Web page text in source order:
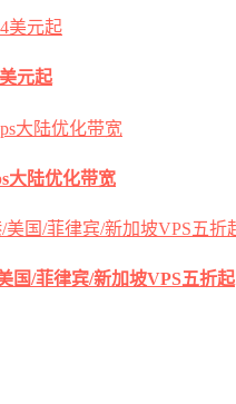
元起
大陆优化带宽
国/菲律宾/新加坡VPS五折起